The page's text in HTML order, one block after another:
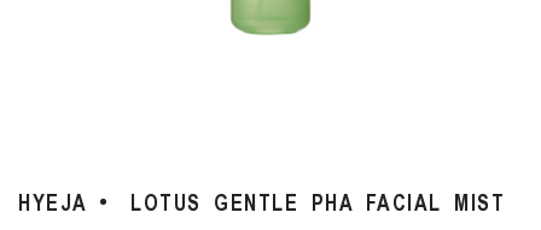
HYEJA LOTUS GENTLE PHA FACIAL MIST